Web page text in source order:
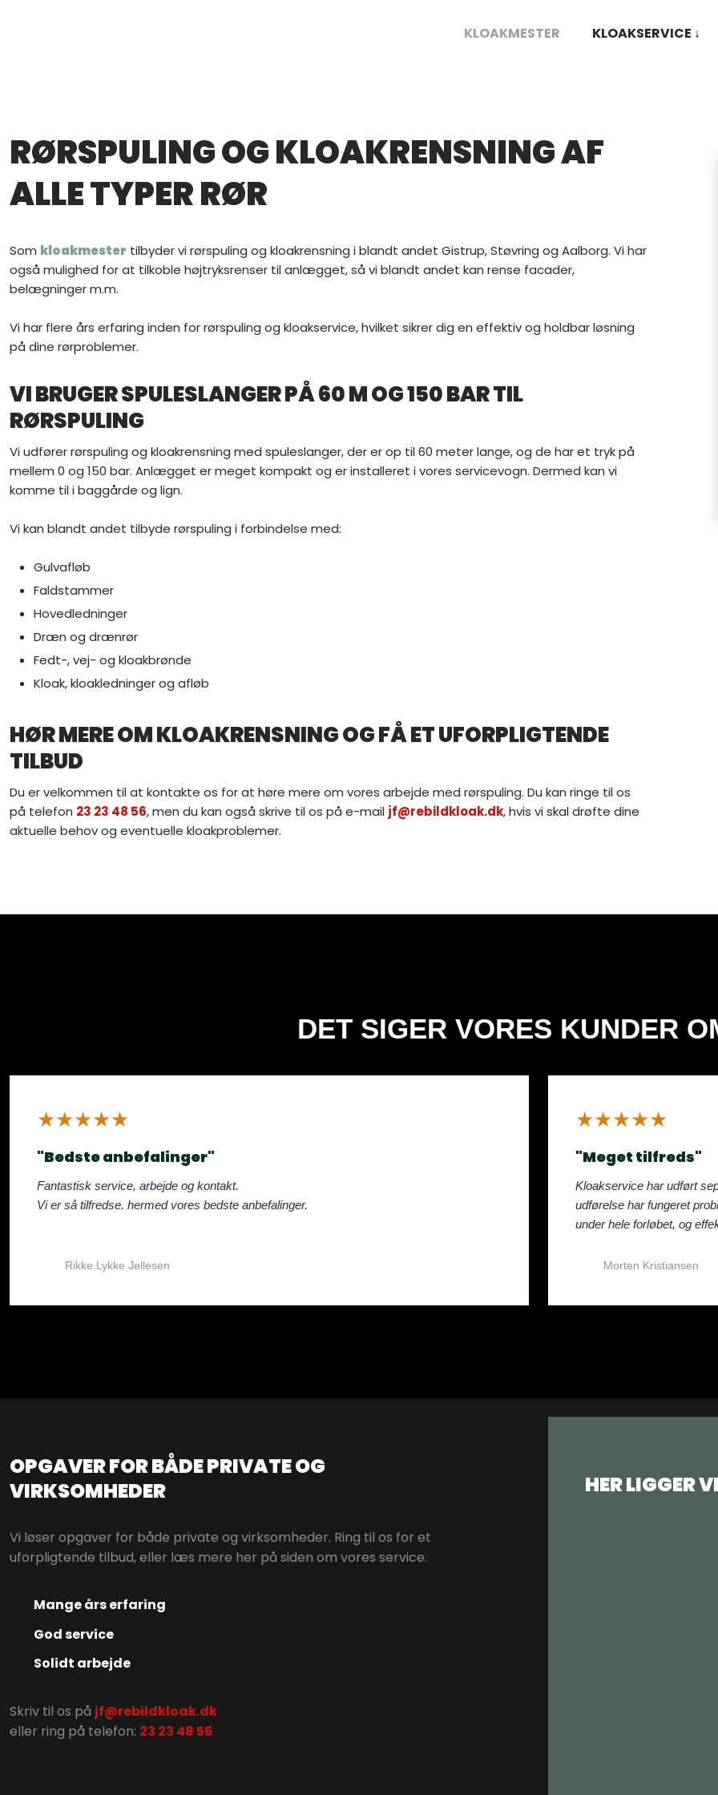
KLOAKMESTER KLOAKSERVICE ↓
RØRSPULING OG KLOAKRENSNING AF
ALLE TYPER RØR
Som kloakmester tilbyder vi rørspuling og kloakrensning i blandt andet Gistrup, Støvring og Aalborg. Vi har
også mulighed for at tilkoble højtryksrenser til anlægget, så vi blandt andet kan rense facader,
belægninger m.m.
Vi har flere års erfaring inden for rørspuling og kloakservice, hvilket sikrer dig en effektiv og holdbar løsning
på dine rørproblemer.
VI BRUGER SPULESLANGER PÅ 60 M OG 150 BAR TIL
RØRSPULING
Vi udfører rørspuling og kloakrensning med spuleslanger, der er op til 60 meter lange, og de har et tryk på
mellem 0 og 150 bar. Anlægget er meget kompakt og er installeret i vores servicevogn. Dermed kan vi
komme til i baggårde og lign.
Vi kan blandt andet tilbyde rørspuling i forbindelse med:
Gulvafløb
​Faldstammer
Hovedledninger
​Dræn og drænrør
​Fedt-, vej- og kloakbrønde
​Kloak, kloakledninger og afløb
HØR MERE OM KLOAKRENSNING OG FÅ ET UFORPLIGTENDE
TILBUD
Du er velkommen til at kontakte os for at høre mere om vores arbejde med rørspuling. Du kan ringe til os
på telefon 23 23 48 56, men du kan også skrive til os på e-mail jf@rebildkloak.dk, hvis vi skal drøfte dine
aktuelle behov og eventuelle kloakproblemer.​​
DET SIGER VORES KUNDER
​★★★★★
"Bedste anbefalinger"
Fantastisk service, arbejde og kontakt.
Vi er så tilfredse. hermed vores bedste anbefalinger.
Rikke Lykke Jellesen
​★★★★★
"Meget tilfreds"
Kloakservice har udført
udførelse har fungeret
under hele forløbet, og
Morten Kristiansen
OPGAVER FOR BÅDE PRIVATE OG
VIRKSOMHE​DER
Vi løser opgaver for både private og virksomheder. Ring til os for et
uforpligtende tilbud, eller læs mere her på siden om vores service.
Mange års erfaring
God service
Solidt arbejde
Skriv til os på jf@rebildkloak.dk
eller ring på telefon: ​ 23 23 48 56
HER LIGGER